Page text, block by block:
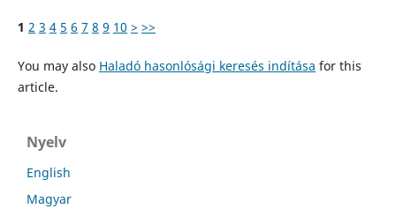
1 2 3 4 5 6 7 8 9 10 > >>
You may also Haladó hasonlósági keresés indítása for this
article.
Nyelv
English
Magyar